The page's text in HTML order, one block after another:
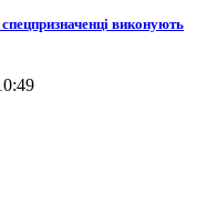
виконують